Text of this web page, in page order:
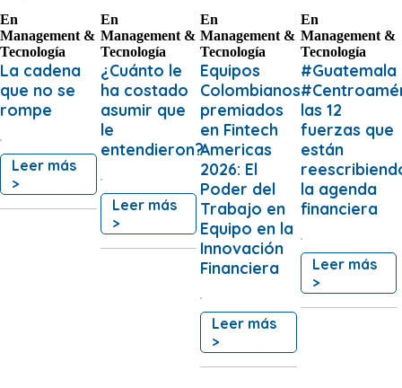
En
Management &
Tecnología
La cadena
que no se
rompe
Leer más
>
En
Management &
Tecnología
¿Cuánto le
ha costado
asumir que
le
entendieron?
Leer más
>
En
Management &
Tecnología
Equipos
Colombianos
premiados
en Fintech
Americas
2026: El
Poder del
Trabajo en
Equipo en la
Innovación
Financiera
Leer más
>
En
Management &
Tecnología
#Guatemala
las 12
fuerzas que
están
la agenda
financiera
Leer más
>